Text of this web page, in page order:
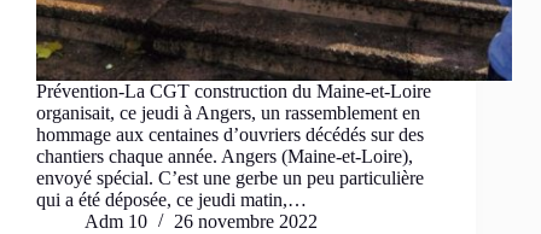
Prévention-La CGT construction du Maine-et-Loire
organisait, ce jeudi à Angers, un rassemblement en
hommage aux centaines d’ouvriers décédés sur des
chantiers chaque année. Angers (Maine-et-Loire),
envoyé spécial. C’est une gerbe un peu particulière
qui a été déposée, ce jeudi matin,…
Adm 10
26 novembre 2022